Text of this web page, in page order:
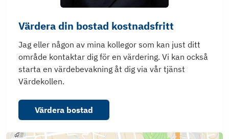
Värdera din bostad kostnadsfritt
Jag eller någon av mina kollegor som kan just ditt
område kontaktar dig för en värdering. Vi kan också
starta en värdebevakning åt dig via vår tjänst
Värdekollen.
Värdera bostad